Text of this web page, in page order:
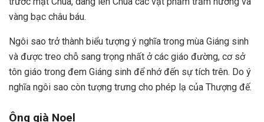
vàng bạc châu báu.
Ngôi sao trở thành biểu tượng ý nghĩa trong mùa Giáng sinh
và được treo chỗ sang trọng nhất ở các giáo đường, cơ sở
tôn giáo trong đem Giáng sinh để nhớ đến sự tích trên. Do ý
nghĩa ngôi sao còn tượng trưng cho phép lạ của Thượng đế.
Ông già Noel